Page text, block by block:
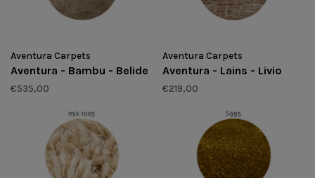
Aventura Carpets
Aventura - Bambu - Belide
€535,00
Aventura Carpets
Aventura - Lains - Livio
€219,00